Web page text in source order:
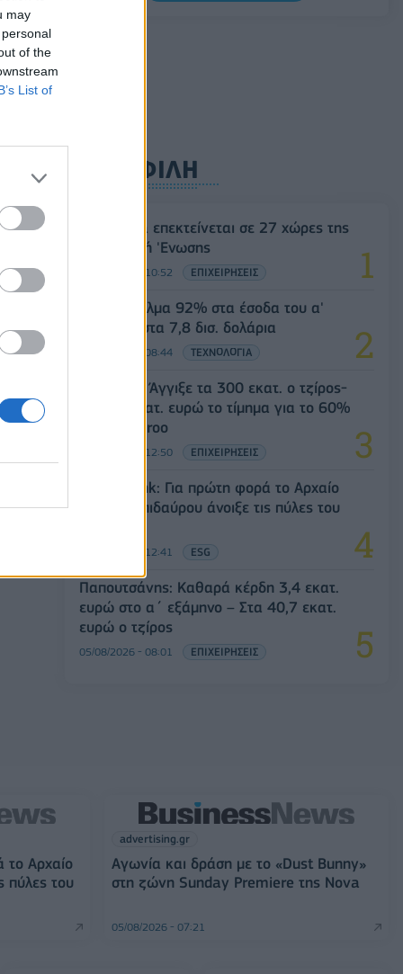
may
of the
List of
ΔΗΜΟΦΙΛΗ
Η Vendora επεκτείνεται σε 27 χώρες της
Ευρωπαϊκή 'Ενωσης
05/08/2026 - 10:52 ΕΠΙΧΕΙΡΗΣΕΙΣ
SpaceX: Άλμα 92% στα έσοδα του α'
τριμήνου στα 7,8 δισ. δολάρια
05/08/2026 - 08:44 ΤΕΧΝΟΛΟΓΙΑ
Evergood: Άγγιξε τα 300 εκατ. ο τζίρος-
Στα 10 εκατ. ευρώ το τίμημα για το 60%
του Jackaroo
05/08/2026 - 12:50 ΕΠΙΧΕΙΡΗΣΕΙΣ
Alpha Bank: Για πρώτη φορά το Αρχαίο
Θέατρο Επιδαύρου άνοιξε τις πύλες του
05/08/2026 - 12:41 ESG
Παπουτσάνης: Καθαρά κέρδη 3,4 εκατ.
ευρώ στο α΄ εξάμηνο – Στα 40,7 εκατ.
ευρώ ο τζίρος
05/08/2026 - 08:01 ΕΠΙΧΕΙΡΗΣΕΙΣ
Αρχαίο
πύλες του
advertising.gr
Αγωνία και δράση με το «Dust Bunny»
στη ζώνη Sunday Premiere της Nova
05/08/2026 - 07:21